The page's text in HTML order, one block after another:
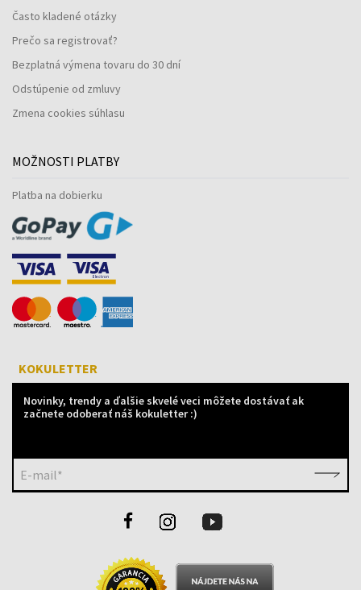
Často kladené otázky
Prečo sa registrovať?
Bezplatná výmena tovaru do 30 dní
Odstúpenie od zmluvy
Zmena cookies súhlasu
MOŽNOSTI PLATBY
Platba na dobierku
KOKULETTER
Novinky, trendy a ďalšie skvelé veci môžete dostávať ak
začnete odoberať náš kokuletter :)
E-mail*